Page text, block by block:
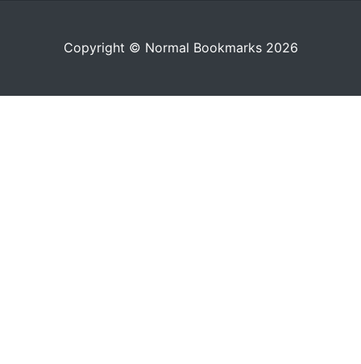
Copyright © Normal Bookmarks 2026